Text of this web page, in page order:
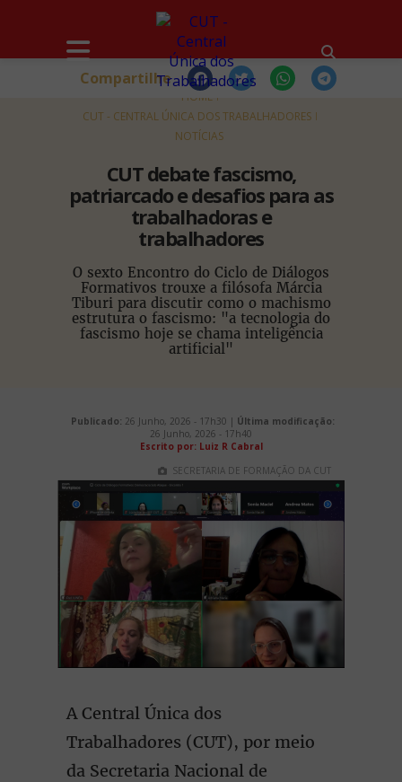
HOME
CUT - CENTRAL ÚNICA DOS TRABALHADORES
NOTÍCIAS
CUT debate fascismo,
patriarcado e desafios para as
trabalhadoras e
trabalhadores
O sexto Encontro do Ciclo de Diálogos
Formativos trouxe a filósofa Márcia
Tiburi para discutir como o machismo
estrutura o fascismo: "a tecnologia do
fascismo hoje se chama inteligência
artificial"
Compartilhe
Publicado: 26 Junho, 2026 - 17h30 | Última modificação:
26 Junho, 2026 - 17h40
Escrito por: Luiz R Cabral
SECRETARIA DE FORMAÇÃO DA CUT
A Central Única dos
Trabalhadores (CUT), por meio
da Secretaria Nacional de